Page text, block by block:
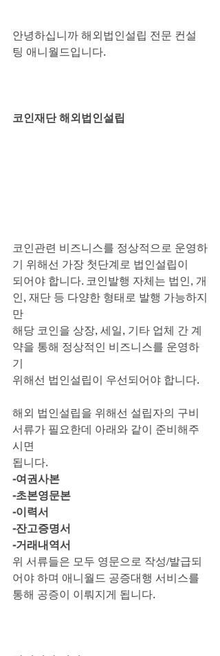
안녕하십니까 해외법인설립 전문 컨설
팅 애니월드입니다.
코인재단 해외법인설립
코인관련 비즈니스를 정상적으로 운영하
기 위해선 가장 첫단계로 법인설립이
되어야 합니다. 코인발행 자체는 법인, 개
인, 재단 등 다양한 형태로 발행 가능하지
만
해당 코인을 상장, 세일, 기타 업체 간 계
약을 통해 정상적인 비즈니스를 운영하
기
위해선 법인설립이 우선되어야 합니다.
해외 법인설립을 위해선 설립자의 구비
서류가 필요한데 아래와 같이 준비해주
시면
됩니다.
-여권사본
-초본영문본
-이력서
-잔고증명서
-거래내역서
위 서류들은 모두 영문으로 작성/발급되
어야 하며 애니월드 공증대행 서비스를
통해 공증이 이뤄지게 됩니다.